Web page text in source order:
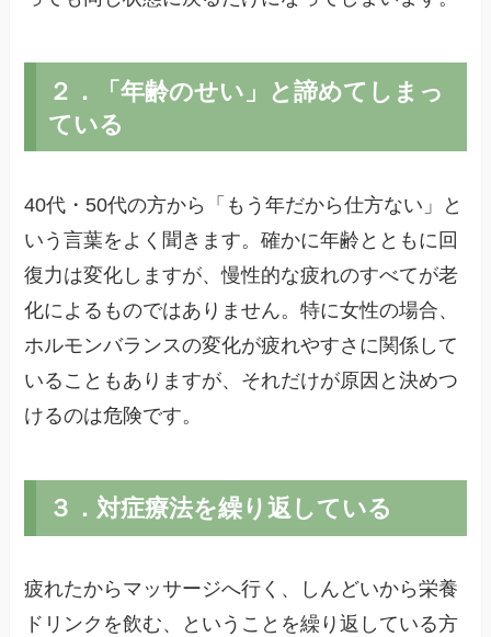
２．「年齢のせい」と諦めてしまっ
ている
40代・50代の方から「もう年だから仕方ない」と
いう言葉をよく聞きます。確かに年齢とともに回
復力は変化しますが、慢性的な疲れのすべてが老
化によるものではありません。特に女性の場合、
ホルモンバランスの変化が疲れやすさに関係して
いることもありますが、それだけが原因と決めつ
けるのは危険です。
３．対症療法を繰り返している
疲れたからマッサージへ行く、しんどいから栄養
ドリンクを飲む、ということを繰り返している方